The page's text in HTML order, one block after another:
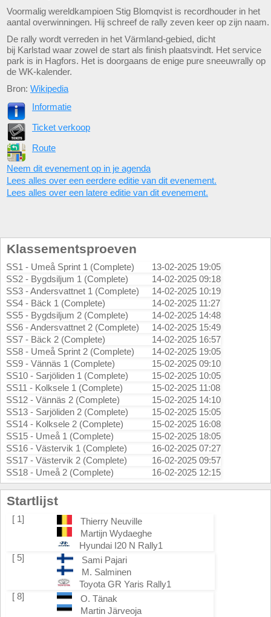
Voormalig wereldkampioen Stig Blomqvist is recordhouder in het
aantal overwinningen. Hij schreef de rally zeven keer op zijn naam.
De rally wordt verreden in het Värmland-gebied, dicht
bij Karlstad waar zowel de start als finish plaatsvindt. Het service
park is in Hagfors. Het is doorgaans de enige pure sneeuwrally op
de WK-kalender.
Bron: Wikipedia
Informatie
Ticket verkoop
Route
Neem dit evenement op in je agenda
Lees alles over een eerdere editie van dit evenement.
Lees alles over een latere editie van dit evenement.
Klassementsproeven
SS1 - Umeå Sprint 1 (Complete)
13-02-2025 19:05
SS2 - Bygdsiljum 1 (Complete)
14-02-2025 09:18
SS3 - Andersvattnet 1 (Complete)
14-02-2025 10:19
SS4 - Bäck 1 (Complete)
14-02-2025 11:27
SS5 - Bygdsiljum 2 (Complete)
14-02-2025 14:48
SS6 - Andersvattnet 2 (Complete)
14-02-2025 15:49
SS7 - Bäck 2 (Complete)
14-02-2025 16:57
SS8 - Umeå Sprint 2 (Complete)
14-02-2025 19:05
SS9 - Vännäs 1 (Complete)
15-02-2025 09:10
SS10 - Sarjöliden 1 (Complete)
15-02-2025 10:05
SS11 - Kolksele 1 (Complete)
15-02-2025 11:08
SS12 - Vännäs 2 (Complete)
15-02-2025 14:10
SS13 - Sarjöliden 2 (Complete)
15-02-2025 15:05
SS14 - Kolksele 2 (Complete)
15-02-2025 16:08
SS15 - Umeå 1 (Complete)
15-02-2025 18:05
SS16 - Västervik 1 (Complete)
16-02-2025 07:27
SS17 - Västervik 2 (Complete)
16-02-2025 09:57
SS18 - Umeå 2 (Complete)
16-02-2025 12:15
Startlijst
[ 1]
Thierry Neuville
Martijn Wydaeghe
Hyundai I20 N Rally1
[ 5]
Sami Pajari
M. Salminen
Toyota GR Yaris Rally1
[ 8]
O. Tänak
Martin Järveoja